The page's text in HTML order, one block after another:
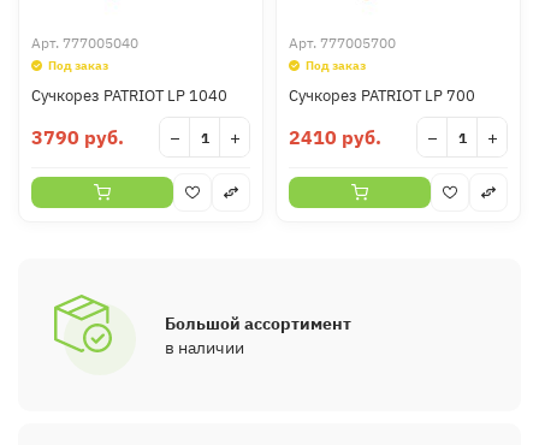
Арт. 777005040
Под заказ
Сучкорез PATRIOT LP 1040
3790 руб. − +
Арт. 777005700
Под заказ
Сучкорез PATRIOT LP 700
2410 руб. − +
Большой ассортимент
в наличии